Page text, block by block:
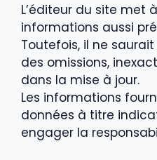
L’éditeur du site met
informations aussi
Toutefois, il ne
des omissions,
dans la mise à jour.
Les informations
données à titre
engager la